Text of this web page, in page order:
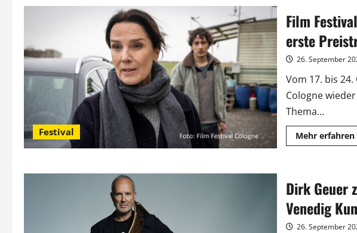
Festival
Film
erste
26. September
Vom 17. bis
Cologne
Thema...
Mehr erfahren
Dirk Geuer
Venedig
26. September